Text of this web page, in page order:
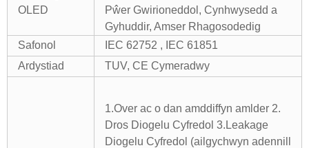
OLED
Pŵer Gwirioneddol, Cynhwysedd a
Gyhuddir, Amser Rhagosodedig
Safonol
IEC 62752 , IEC 61851
Ardystiad
TUV, CE Cymeradwy
1.Over ac o dan amddiffyn amlder 2.
Dros Diogelu Cyfredol 3.Leakage
Diogelu Cyfredol (ailgychwyn adennill